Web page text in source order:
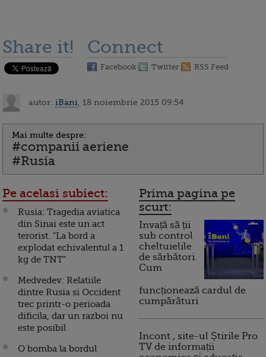
Share it! Connect
Facebook Twitter RSS Feed
autor: iBani , 18 noiembrie 2015 09:54
Mai multe despre:
#companii aeriene
#Rusia
Pe acelasi subiect:
Rusia: Tragedia aviatica
din Sinai este un act
terorist. "La bord a
explodat echivalentul a 1
kg de TNT"
Medvedev: Relatiile
dintre Rusia si Occident
trec printr-o perioada
dificila, dar un razboi nu
este posibil
O bomba la bordul
Prima pagina pe
scurt:
Invață să ții
sub control
cheltuielile
de sărbători.
Cum
funcționează cardul de
cumpărături
Incont , site-ul Știrile Pro
TV de informații